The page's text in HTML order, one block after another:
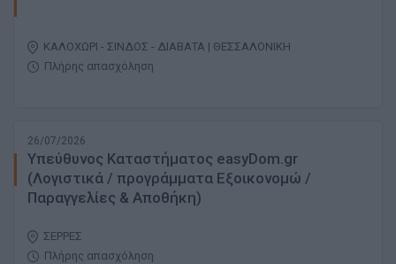
ΚΑΛΟΧΩΡΙ - ΣΙΝΔΟΣ - ΔΙΑΒΑΤΑ | ΘΕΣΣΑΛΟΝΙΚΗ
Πλήρης απασχόληση
26/07/2026
Υπεύθυνος Καταστήματος easyDom.gr
(Λογιστικά / προγράμματα Εξοικονομώ /
Παραγγελίες & Αποθήκη)
ΣΕΡΡΕΣ
Πλήρης απασχόληση